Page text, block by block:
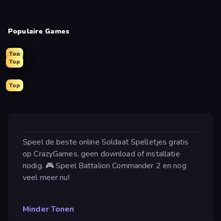
Populaire Games
Top
Top
Top
Speel de beste online Soldaat Spelletjes gratis
op CrazyGames, geen download of installatie
nodig. 🎮 Speel Battalion Commander 2 en nog
veel meer nu!
Minder Tonen